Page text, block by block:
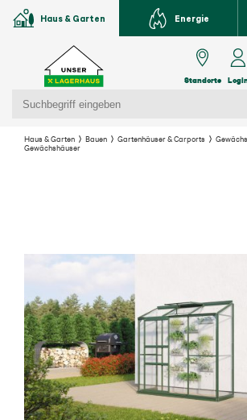
Haus & Garten Energie
Standorte
Haus & Garten Bauen Gartenhäuser & Carports
Gewächshäuser